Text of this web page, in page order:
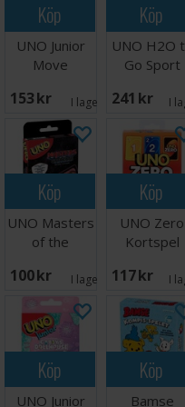
Köp
UNO Junior
Move
153 SEK I lager: 7
Köp
UNO H2O
Go Sport
241 SEK I
Köp
UNO Masters
of the
Kortspel
100 SEK I lager:
Köp
UNO Zero
Kortspel
117 SEK I
Köp
UNO Junior
Köp
Bamse